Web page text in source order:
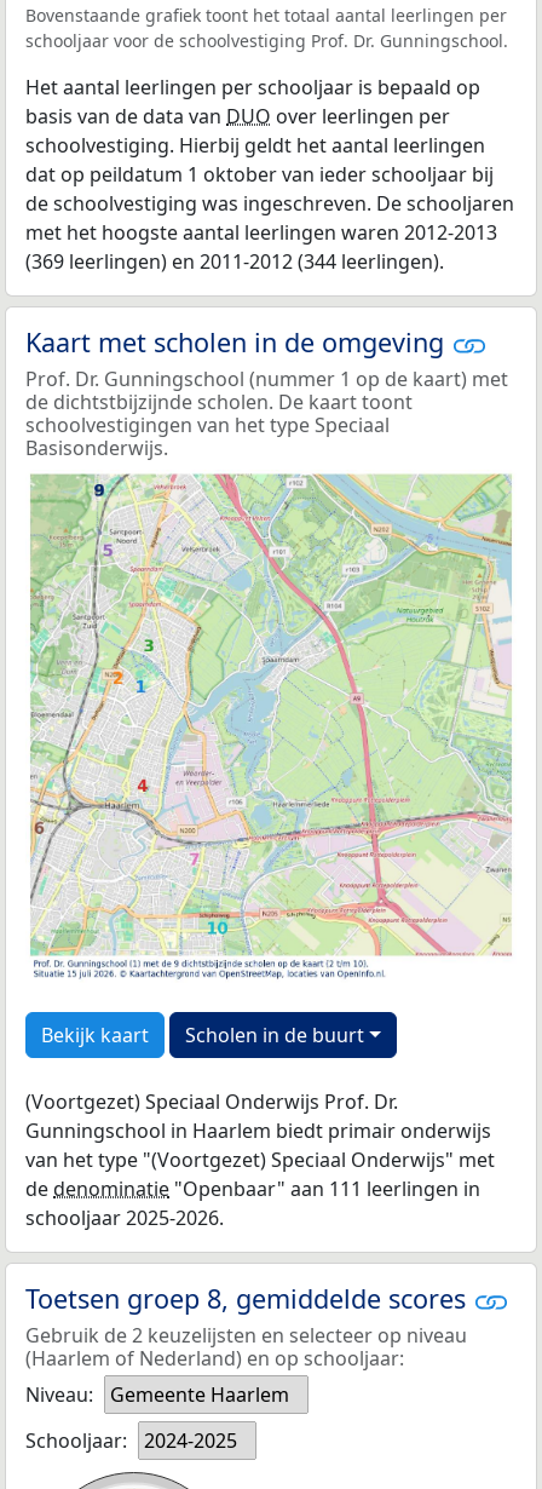
Bovenstaande grafiek toont het totaal aantal leerlingen per
schooljaar voor de schoolvestiging Prof. Dr. Gunningschool.
Het aantal leerlingen per schooljaar is bepaald op
basis van de data van DUO over leerlingen per
schoolvestiging. Hierbij geldt het aantal leerlingen
dat op peildatum 1 oktober van ieder schooljaar bij
de schoolvestiging was ingeschreven. De schooljaren
met het hoogste aantal leerlingen waren 2012-2013
(369 leerlingen) en 2011-2012 (344 leerlingen).
Kaart met scholen in de omgeving
Prof. Dr. Gunningschool (nummer 1 op de kaart) met
de dichtstbijzijnde scholen. De kaart toont
schoolvestigingen van het type Speciaal
Basisonderwijs.
Bekijk kaart Scholen in de buurt
(Voortgezet) Speciaal Onderwijs Prof. Dr.
Gunningschool in Haarlem biedt primair onderwijs
van het type "(Voortgezet) Speciaal Onderwijs" met
dedenominatie "Openbaar" aan 111 leerlingen in
schooljaar 2025-2026.
Toetsen groep 8, gemiddelde scores
Gebruik de 2 keuzelijsten en selecteer op niveau
(Haarlem of Nederland) en op schooljaar:
Niveau:
Gemeente Haarlem
Schooljaar:
2024-2025